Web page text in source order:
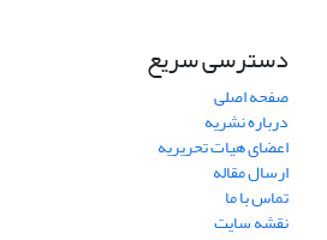
دسترسی سریع
صفحه اصلی
درباره نشریه
اعضای هیات تحریریه
ارسال مقاله
تماس با ما
نقشه سایت